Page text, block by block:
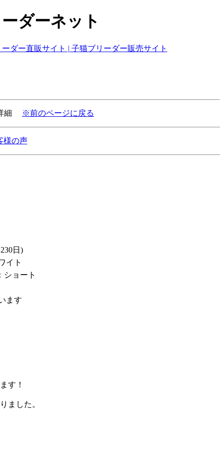
ダーネット
細 ※前のページに戻る
様の声
日)
イト
ショート
ます
す！
ました。